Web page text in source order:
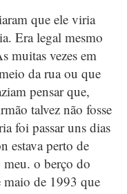
que ele viria
Era legal mesmo
muitas vezes em
da rua ou que
pensar que,
talvez não fosse
foi passar uns dias
estava perto de
meu. o berço do
maio de 1993 que